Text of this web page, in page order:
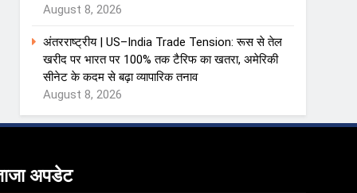
August 8, 2026
अंतरराष्ट्रीय | US–India Trade Tension: रूस से तेल
खरीद पर भारत पर 100% तक टैरिफ का खतरा, अमेरिकी
सीनेट के कदम से बढ़ा व्यापारिक तनाव
August 8, 2026
अपडेट